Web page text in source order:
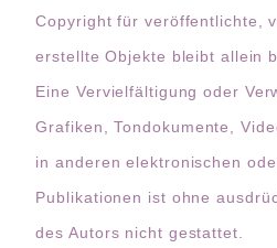
Copyright für veröffentlichte,
erstellte Objekte bleibt allein
Eine Vervielfältigung oder
Grafiken, Tondokumente,
in anderen elektronischen
Publikationen ist ohne
des Autors nicht gestattet.